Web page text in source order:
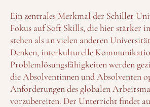
Ein zentrales Merkmal der Schiller
Fokus auf Soft Skills, die hier stärker
stehen als an vielen anderen
Denken, interkulturelle
Problemlösungsfähigkeiten werden
die Absolventinnen und Absolventen
Anforderungen des globalen
vorzubereiten. Der Unterricht findet